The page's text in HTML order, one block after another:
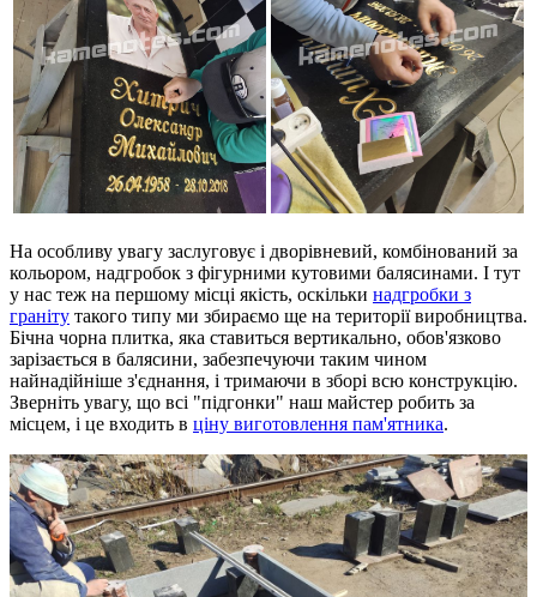
На особливу увагу заслуговує і дворівневий, комбінований за
кольором, надгробок з фігурними кутовими балясинами. І тут
у нас теж на першому місці якість, оскільки надгробки з
граніту такого типу ми збираємо ще на території виробництва.
Бічна чорна плитка, яка ставиться вертикально, обов'язково
зарізається в балясини, забезпечуючи таким чином
найнадійніше з'єднання, і тримаючи в зборі всю конструкцію.
Зверніть увагу, що всі "підгонки" наш майстер робить за
місцем, і це входить в ціну виготовлення пам'ятника.